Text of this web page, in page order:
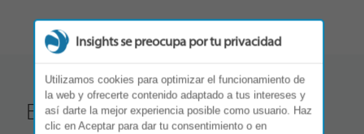
El impacto en toda tu
Insights se preocupa por tu privacidad
Utilizamos cookies para optimizar el funcionamiento de
la web y ofrecerte contenido adaptado a tus intereses y
así darte la mejor experiencia posible como usuario. Haz
clic en Aceptar para dar tu consentimiento o en